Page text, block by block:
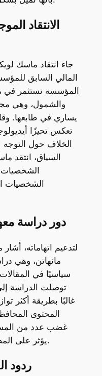
الانتقاد
جاء انتقاد ماسك
المالي السابق
المؤسسة تستثمر في
والشمول، وهي
يساري في طابعها.
تعكس تحيزًا
الخلاف حول
السياق، انتقد
الشخصيات
الشخصيات
دور دراسة
لتدعيم اتهاماته،
مانهاتن، وهي
سياسيًا في
توصلت الدراسة
غالبًا بطريقة أكثر
المحتوى
غضب عدد من
يؤثر على المصداقية التي تتمتع بها ويكيبيديا.
ردود